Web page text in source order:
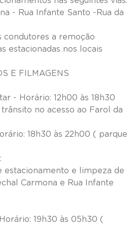
- Rua Infante Santo -Rua da
condutores a remoção
estacionadas nos locais
E FILMAGENS
- Horário: 12h00 às 18h30
no acesso ao Farol da
18h30 às 22h00 ( parque
estacionamento e limpeza de
Carmona e Rua Infante
19h30 às 05h30 (